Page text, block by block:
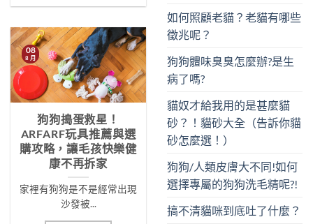
狗狗搗蛋救星！
ARFARF玩具推薦與選
購攻略，讓毛孩快樂健
康不再拆家
家裡有狗狗是不是經常出現
沙發被...
08
8 月
如何照顧老貓？老貓有哪些
徵兆呢？
狗狗體味臭臭怎麼辦?是生
病了嗎?
貓奴才給我用的是甚麼貓
砂？！貓砂大全（告訴你貓
砂怎麼選！）
狗狗/人類皮膚大不同!如何
選擇專屬的狗狗洗毛精呢?!
搞不清貓咪到底吐了什麼？